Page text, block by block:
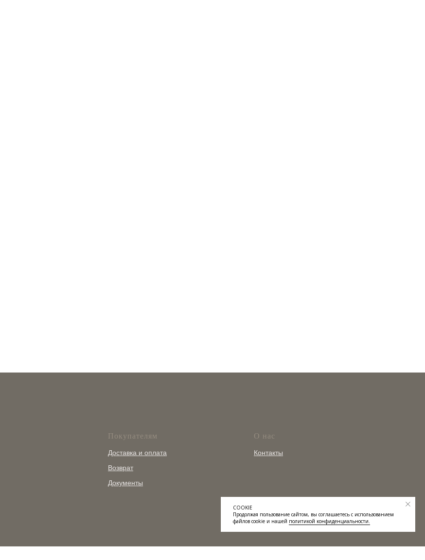
COOKIE
Продолжая пользование сайтом, вы соглашаетесь с использованием
файлов cookie и нашей политикой конфиденциальности.
Покупателям
Доставка и оплата
Возврат
Документы
О нас
Контакты